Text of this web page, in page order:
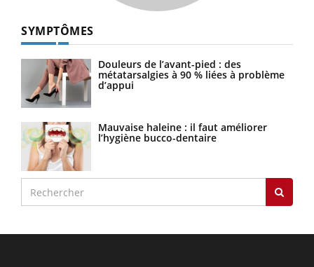
SYMPTÔMES
Douleurs de l’avant-pied : des
métatarsalgies à 90 % liées à problème
d’appui
Mauvaise haleine : il faut améliorer
l’hygiène bucco-dentaire